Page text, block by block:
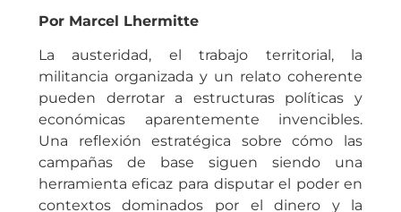
Por Marcel Lhermitte
La austeridad, el trabajo territorial, la
militancia organizada y un relato coherente
pueden derrotar a estructuras políticas y
económicas aparentemente invencibles.
Una reflexión estratégica sobre cómo las
campañas de base siguen siendo una
herramienta eficaz para disputar el poder en
contextos dominados por el dinero y la